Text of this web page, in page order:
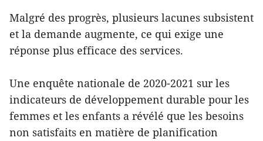
Malgré des progrès, plusieurs lacunes subsistent
et la demande augmente, ce qui exige une
réponse plus efficace des services.
Une enquête nationale de 2020-2021 sur les
indicateurs de développement durable pour les
femmes et les enfants a révélé que les besoins
non satisfaits en matière de planification